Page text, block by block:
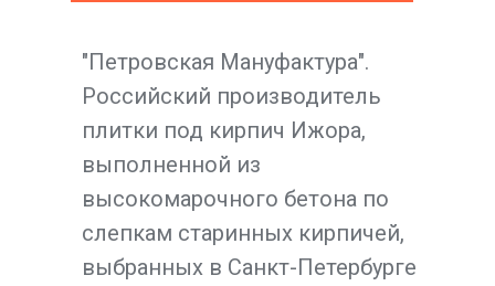
"Петровская Мануфактура".
Российский производитель
плитки под кирпич Ижора,
выполненной из
высокомарочного бетона по
слепкам старинных кирпичей,
выбранных в Санкт-Петербурге